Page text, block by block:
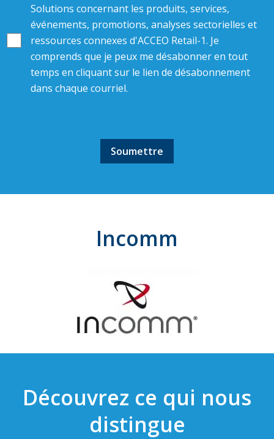
Solutions concernant les produits, services,
événements, promotions, analyses sectorielles et
ressources connexes d'ACCEO Retail-1. Je
comprends que je peux me désabonner en tout
temps en cliquant sur le lien de désabonnement
dans chaque courriel.
Incomm
Découvrez ce qui nous
distingue